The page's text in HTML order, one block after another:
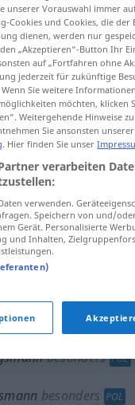
Übersetzung anklicken/
follower
supporter,
HIST
HIST
besonders POL
besonders POL
unserer Vorauswahl immer
Cookies und Cookies, die der
dienen, werden nur
„Akzeptieren“-Button Ihr
auf „Fortfahren ohne
jederzeit für zukünftige
Sie weitere
möchten, klicken
Weitergehende Hinweise
Sie ansonsten unserer
. Hier finden Sie unser
verarbeiten
verwenden.
Speichern von und/
Gerät. Personalisierte
und Inhalten,